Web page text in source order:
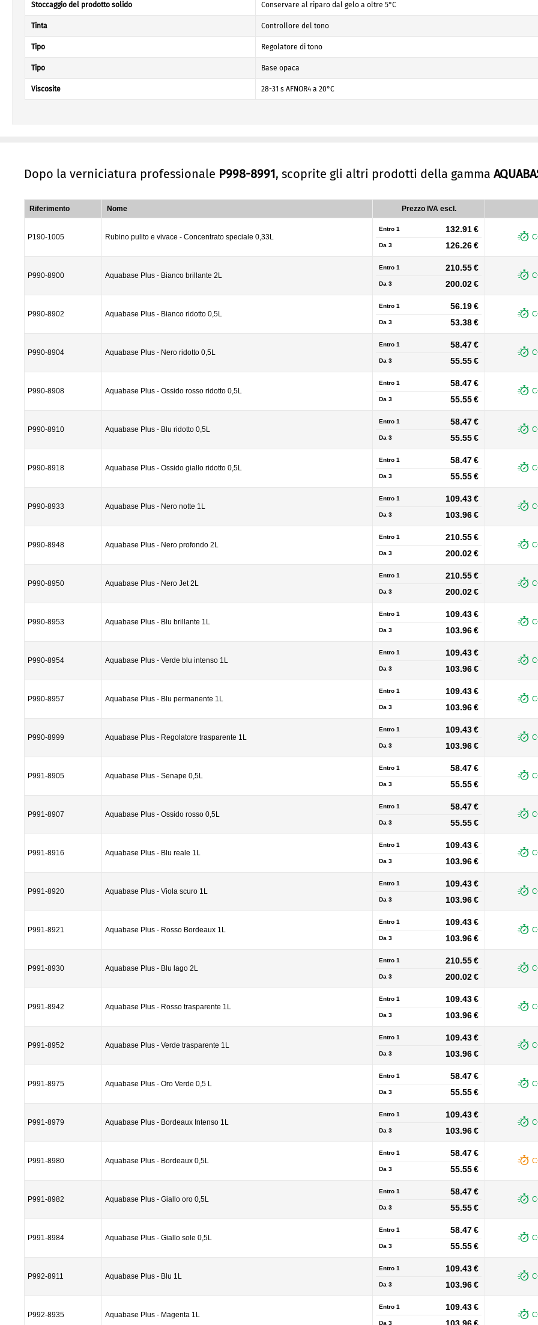
Stoccaggio del prodotto solido Conservare al riparo dal gelo a oltre 5°C
Tinta Controllore del tono
Tipo Regolatore di tono
Tipo Base opaca
Viscosite 28-31 s AFNOR4 a 20°C
Dopo la verniciatura professionale P998-8991, scoprite gli altri prodotti della gamma
Riferimento Nome Prezzo IVA escl.
P190-1005 Rubino pulito e vivace - Concentrato speciale 0,33L
Entro 1 132.91 €
Da 3 126.26 €
P990-8900 Aquabase Plus - Bianco brillante 2L
Entro 1 210.55 €
Da 3 200.02 €
P990-8902 Aquabase Plus - Bianco ridotto 0,5L
Entro 1 56.19 €
Da 3 53.38 €
P990-8904 Aquabase Plus - Nero ridotto 0,5L
Entro 1 58.47 €
Da 3 55.55 €
P990-8908 Aquabase Plus - Ossido rosso ridotto 0,5L
Entro 1 58.47 €
Da 3 55.55 €
P990-8910 Aquabase Plus - Blu ridotto 0,5L
Entro 1 58.47 €
Da 3 55.55 €
P990-8918 Aquabase Plus - Ossido giallo ridotto 0,5L
Entro 1 58.47 €
Da 3 55.55 €
P990-8933 Aquabase Plus - Nero notte 1L
Entro 1 109.43 €
Da 3 103.96 €
P990-8948 Aquabase Plus - Nero profondo 2L
Entro 1 210.55 €
Da 3 200.02 €
P990-8950 Aquabase Plus - Nero Jet 2L
Entro 1 210.55 €
Da 3 200.02 €
P990-8953 Aquabase Plus - Blu brillante 1L
Entro 1 109.43 €
Da 3 103.96 €
P990-8954 Aquabase Plus - Verde blu intenso 1L
Entro 1 109.43 €
Da 3 103.96 €
P990-8957 Aquabase Plus - Blu permanente 1L
Entro 1 109.43 €
Da 3 103.96 €
P990-8999 Aquabase Plus - Regolatore trasparente 1L
Entro 1 109.43 €
Da 3 103.96 €
P991-8905 Aquabase Plus - Senape 0,5L
Entro 1 58.47 €
Da 3 55.55 €
P991-8907 Aquabase Plus - Ossido rosso 0,5L
Entro 1 58.47 €
Da 3 55.55 €
P991-8916 Aquabase Plus - Blu reale 1L
Entro 1 109.43 €
Da 3 103.96 €
P991-8920 Aquabase Plus - Viola scuro 1L
Entro 1 109.43 €
Da 3 103.96 €
P991-8921 Aquabase Plus - Rosso Bordeaux 1L
Entro 1 109.43 €
Da 3 103.96 €
P991-8930 Aquabase Plus - Blu lago 2L
Entro 1 210.55 €
Da 3 200.02 €
P991-8942 Aquabase Plus - Rosso trasparente 1L
Entro 1 109.43 €
Da 3 103.96 €
P991-8952 Aquabase Plus - Verde trasparente 1L
Entro 1 109.43 €
Da 3 103.96 €
P991-8975 Aquabase Plus - Oro Verde 0,5 L
Entro 1 58.47 €
Da 3 55.55 €
P991-8979 Aquabase Plus - Bordeaux Intenso 1L
Entro 1 109.43 €
Da 3 103.96 €
P991-8980 Aquabase Plus - Bordeaux 0,5L
Entro 1 58.47 €
Da 3 55.55 €
P991-8982 Aquabase Plus - Giallo oro 0,5L
Entro 1 58.47 €
Da 3 55.55 €
P991-8984 Aquabase Plus - Giallo sole 0,5L
Entro 1 58.47 €
Da 3 55.55 €
P992-8911 Aquabase Plus - Blu 1L
Entro 1 109.43 €
Da 3 103.96 €
P992-8935 Aquabase Plus - Magenta 1L
Entro 1 109.43 €
Da 3